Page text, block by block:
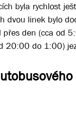
byla rychlost
dvou linek bylo
přes den (cca od
20:00 do 1:00)